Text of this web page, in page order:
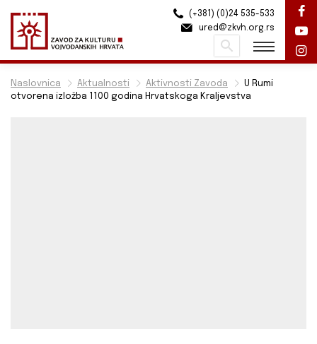
Naslovnica Aktualnosti Aktivnosti Zavoda
U Rumi
otvorena izložba 1100 godina Hrvatskoga Kraljevstva
(+381) (0)24 535-533
ured@zkvh.org.rs
Pretraži